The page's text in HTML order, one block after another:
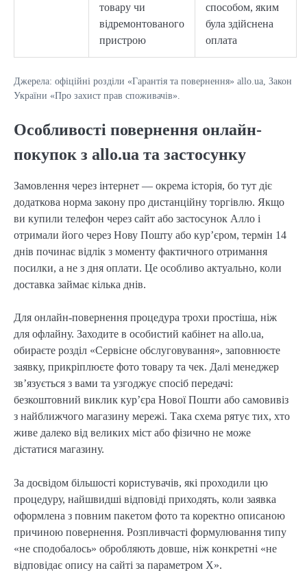
товару чи
відремонтованого
пристрою
способом, яким
була здійснена
оплата
Джерела: офіційні розділи «Гарантія та повернення» allo.ua, Закон
України «Про захист прав споживачів».
Особливості повернення онлайн-
покупок з allo.ua та застосунку
Замовлення через інтернет — окрема історія, бо тут діє
додаткова норма закону про дистанційну торгівлю. Якщо
ви купили телефон через сайт або застосунок Алло і
отримали його через Нову Пошту або кур’єром, термін 14
днів починає відлік з моменту фактичного отримання
посилки, а не з дня оплати. Це особливо актуально, коли
доставка займає кілька днів.
Для онлайн-повернення процедура трохи простіша, ніж
для офлайну. Заходите в особистий кабінет на allo.ua,
обираєте розділ «Сервісне обслуговування», заповнюєте
заявку, прикріплюєте фото товару та чек. Далі менеджер
зв’язується з вами та узгоджує спосіб передачі:
безкоштовний виклик кур’єра Нової Пошти або самовивіз
з найближчого магазину мережі. Така схема рятує тих, хто
живе далеко від великих міст або фізично не може
дістатися магазину.
За досвідом більшості користувачів, які проходили цю
процедуру, найшвидші відповіді приходять, коли заявка
оформлена з повним пакетом фото та коректно описаною
причиною повернення. Розпливчасті формулювання типу
«не сподобалось» обробляють довше, ніж конкретні «не
відповідає опису на сайті за параметром X».